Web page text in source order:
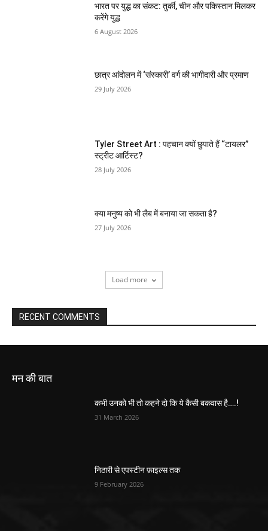
भारत पर युद्ध का संकट: तुर्की, चीन और पकिस्तान मिलकर
करेंगे युद्ध
6 August 2026
छात्र आंदोलन में ‘संस्कारी’ वर्ग की भागीदारी और प्रमाण
29 July 2026
Tyler Street Art : पहचान क्यों छुपाते हैं “टायलर”
स्ट्रीट आर्टिस्ट?
28 July 2026
क्या मनुष्य को भी लैब में बनाया जा सकता है?
27 July 2026
Load more
RECENT COMMENTS
मन की बात
कभी उनको भी तो कहने दो कि ये कैसी बकवास है….!
31 March 2026
निठारी से एपस्टीन फ़ाइल्स तक
9 February 2026